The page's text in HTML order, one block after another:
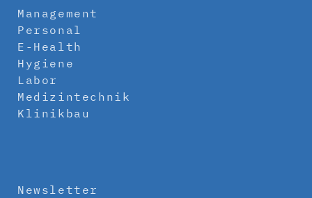
Management
Personal
E-Health
Hygiene
Labor
Medizintechnik
Klinikbau
Newsletter